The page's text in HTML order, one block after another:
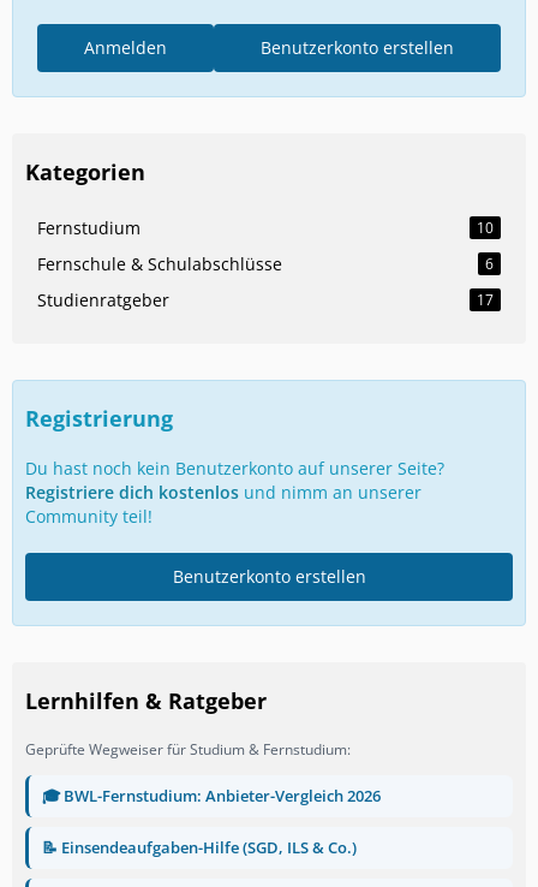
Benutzerkonto erstellen
Anmelden
Kategorien
Fernstudium 10
Fernschule & Schulabschlüsse 6
Studienratgeber 17
Registrierung
Du hast noch kein Benutzerkonto auf unserer Seite?
Registriere dich kostenlos und nimm an unserer
Community teil!
Benutzerkonto erstellen
Lernhilfen & Ratgeber
Geprüfte Wegweiser für Studium & Fernstudium:
🎓 BWL-Fernstudium: Anbieter-Vergleich 2026
📝 Einsendeaufgaben-Hilfe (SGD, ILS & Co.)